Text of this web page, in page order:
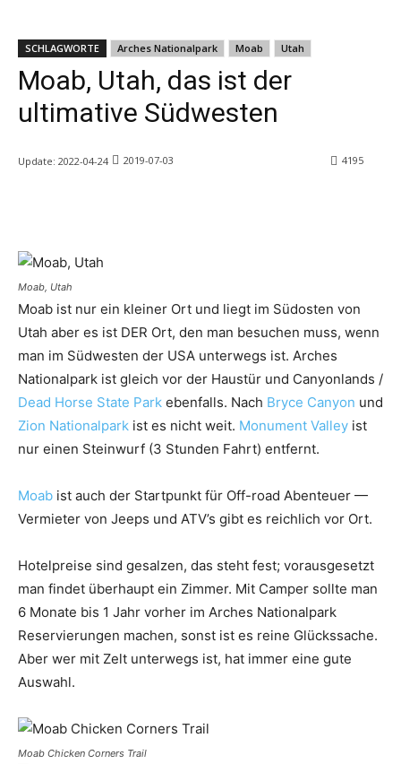
SCHLAGWORTE Arches Nationalpark Moab Utah
Moab, Utah, das ist der
ultimative Südwesten
Update: 2022-04-24 2019-07-03 4195
Moab, Utah
Moab ist nur ein kleiner Ort und liegt im Südosten von
Utah aber es ist DER Ort, den man besuchen muss, wenn
man im Südwesten der USA unterwegs ist. Arches
Nationalpark ist gleich vor der Haustür und Canyonlands /
Dead Horse State Park ebenfalls. Nach Bryce Canyon und
Zion Nationalpark ist es nicht weit. Monument Valley ist
nur einen Steinwurf (3 Stunden Fahrt) entfernt.
Moab ist auch der Startpunkt für Off-road Abenteuer —
Vermieter von Jeeps und ATV’s gibt es reichlich vor Ort.
Hotelpreise sind gesalzen, das steht fest; vorausgesetzt
man findet überhaupt ein Zimmer. Mit Camper sollte man
6 Monate bis 1 Jahr vorher im Arches Nationalpark
Reservierungen machen, sonst ist es reine Glückssache.
Aber wer mit Zelt unterwegs ist, hat immer eine gute
Auswahl.
Moab Chicken Corners Trail